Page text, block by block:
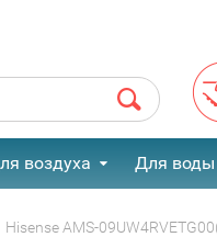
воздуха Для воды
Hisense AMS-